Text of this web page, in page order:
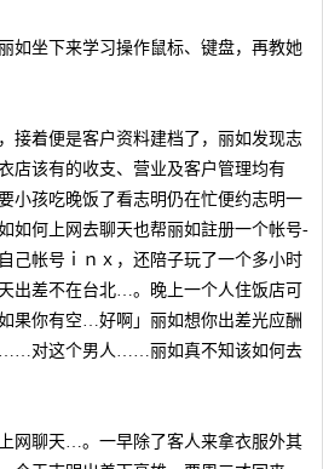
如坐下来学习操作鼠标、键盘，再教她
接着便是客户资料建档了，丽如发现志
店该有的收支、营业及客户管理均有
小孩吃晚饭了看志明仍在忙便约志明一
如何上网去聊天也帮丽如註册一个帐号-
己帐号ｉｎｘ，还陪子玩了一个多小时
出差不在台北…。晚上一个人住饭店可
果你有空…好啊」丽如想你出差光应酬
对这个男人……丽如真不知该如何去
网聊天…。一早除了客人来拿衣服外其